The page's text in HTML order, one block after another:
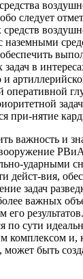
следует
средств
наземными
в
и
оперативной
при-нятие
важность и
ударными
дейст-вия,
задач
важных
по сути
комплексом и,
может быть